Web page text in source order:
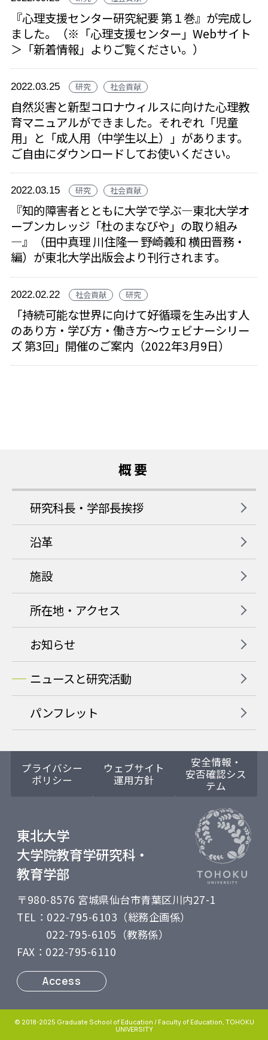
『心理支援センター研究紀要 第１巻』が完成し
ました。（※「心理支援センター」Webサイト
＞「新着情報」よりご覧ください。）
2022.03.25 研究 社会貢献
自然災害と新型コロナウィルスに向けた心理教
育マニュアルができました。それぞれ「児童
用」と「成人用（中学生以上）」があります。
ご自由にダウンロードしてお使いください。
2022.03.15 研究 社会貢献
『知的障害者とともに大学で学ぶ―東北大学オ
ープンカレッジ「杜のまなびや」の取り組み
―』（田中真理 川住隆一 野崎義和 横田晋務・
編）が東北大学出版会より刊行されます。
2022.02.22 社会貢献 研究
「持続可能な世界に向けて好循環を生み出す人
のあり方・学び方・働き方～ウェビナーシリー
ズ 第3回」開催のご案内（2022年3月9日）
概要
研究科長・学部長挨拶
沿革
施設
所在地・アクセス
お知らせ
ニュースと研究活動
パンフレット
プライバシー
ポリシー
ウェブサイト
運用方針
安全情報・
安否確認シス
テム
東北大学
大学院教育学研究科・
教育学部
〒980-8576 宮城県仙台市青葉区川内27-1
Access
TEL：022-795-6103（総務企画係）
022-795-6105（教務係）
FAX：022-795-6110
© 2018-2025 Graduate School of Education / Faculty of Education, TOHOKU
UNIVERSITY